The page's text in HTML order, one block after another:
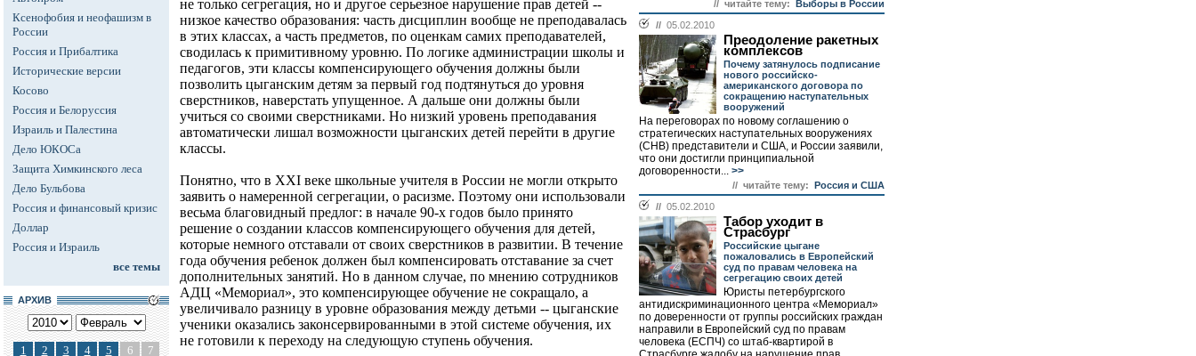
Ксенофобия и неофашизм в
России
Россия и Прибалтика
Исторические версии
Косово
Россия и Белоруссия
Израиль и Палестина
Дело ЮКОСа
Защита Химкинского леса
Дело Бульбова
Россия и финансовый кризис
Доллар
Россия и Израиль
все темы
АРХИВ
1 2 3 4 5 6
7
не только сегрегация, но и другое серьезное нарушение прав детей --
низкое качество образования: часть дисциплин вообще не преподавалась
в этих классах, а часть предметов, по оценкам самих преподавателей,
сводилась к примитивному уровню. По логике администрации школы и
педагогов, эти классы компенсирующего обучения должны были
позволить цыганским детям за первый год подтянуться до уровня
сверстников, наверстать упущенное. А дальше они должны были
учиться со своими сверстниками. Но низкий уровень преподавания
автоматически лишал возможности цыганских детей перейти в другие
классы.
Понятно, что в XXI веке школьные учителя в России не могли открыто
заявить о намеренной сегрегации, о расизме. Поэтому они использовали
весьма благовидный предлог: в начале 90-х годов было принято
решение о создании классов компенсирующего обучения для детей,
которые немного отставали от своих сверстников в развитии. В течение
года обучения ребенок должен был компенсировать отставание за счет
дополнительных занятий. Но в данном случае, по мнению сотрудников
АДЦ «Мемориал», это компенсирующее обучение не сокращало, а
увеличивало разницу в уровне образования между детьми -- цыганские
ученики оказались законсервированными в этой системе обучения, их
не готовили к переходу на следующую ступень обучения.
// читайте тему: Выборы в России
// 05.02.2010
Преодоление ракетных
комплексов
Почему затянулось подписание
нового российско-
американского договора по
сокращению наступательных
вооружений
На переговорах по новому соглашению о
стратегических наступательных вооружениях
(СНВ) представители и США, и России заявили,
что они достигли принципиальной
договоренности... >>
// читайте тему: Россия и США
// 05.02.2010
Табор уходит в
Страсбург
Российские цыгане
пожаловались в Европейский
суд по правам человека на
сегрегацию своих детей
Юристы петербургского
антидискриминационного центра «Мемориал»
по доверенности от группы российских граждан
направили в Европейский суд по правам
человека (ЕСПЧ) со штаб-квартирой в